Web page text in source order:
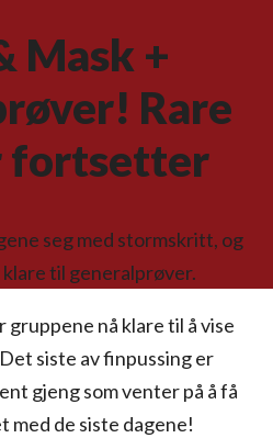
Mask +
Rare
fortsetter
seg med stormskritt, og
til generalprøver.
gruppene nå klare til å vise
siste av finpussing er
gjeng som venter på å få
med de siste dagene!